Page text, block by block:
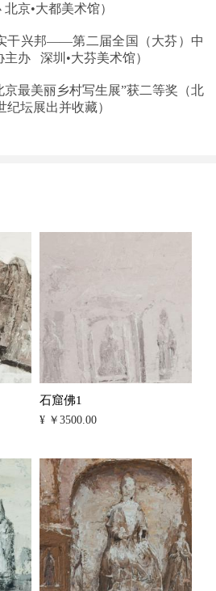
京•大都美术馆）
干兴邦——第二届全国（大芬）中
办 深圳•大芬美术馆）
京最美丽乡村写生展”获二等奖（北
坛展出并收藏）
石窟佛1
¥ ￥3500.00